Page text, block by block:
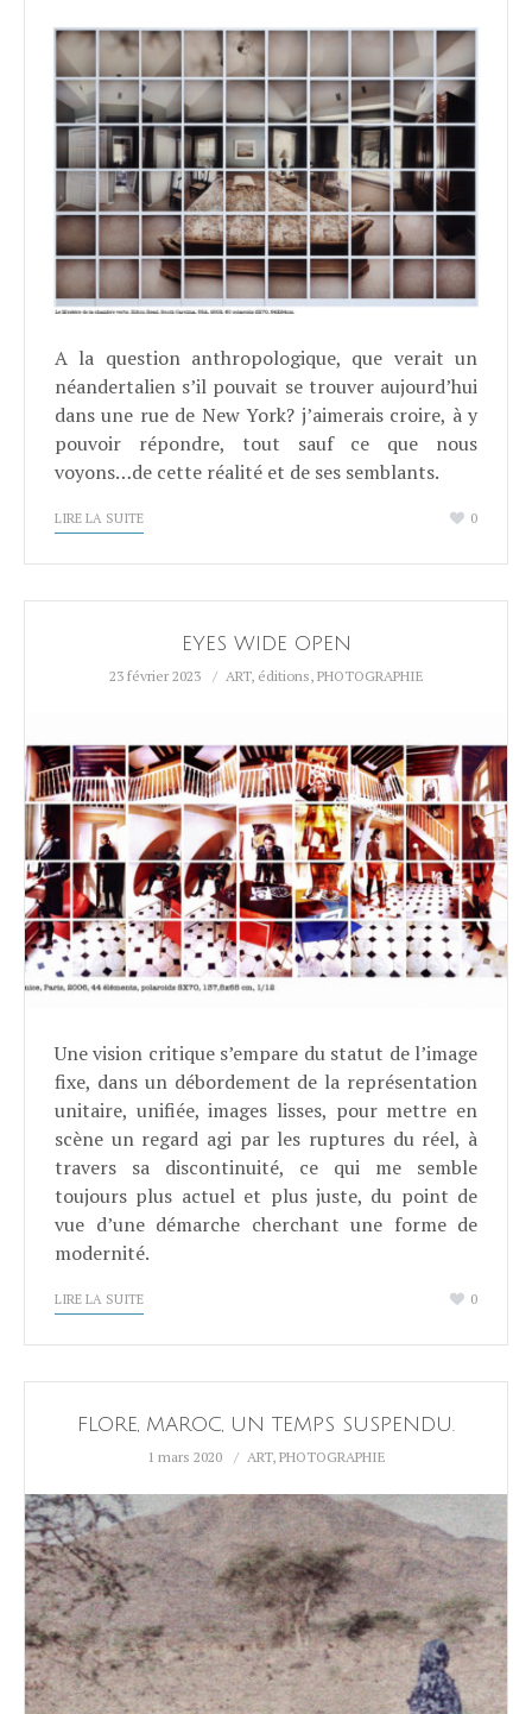
A la question anthropologique, que verait un
néandertalien s’il pouvait se trouver aujourd’hui
dans une rue de New York? j’aimerais croire, à y
pouvoir répondre, tout sauf ce que nous
voyons…de cette réalité et de ses semblants.
LIRE LA SUITE 0
EYES WIDE OPEN
23 février 2023 ART, éditions, PHOTOGRAPHIE
Une vision critique s’empare du statut de l’image
fixe, dans un débordement de la représentation
unitaire, unifiée, images lisses, pour mettre en
scène un regard agi par les ruptures du réel, à
travers sa discontinuité, ce qui me semble
toujours plus actuel et plus juste, du point de
vue d’une démarche cherchant une forme de
modernité.
LIRE LA SUITE 0
FLORE, MAROC, UN TEMPS SUSPENDU.
1 mars 2020 ART, PHOTOGRAPHIE